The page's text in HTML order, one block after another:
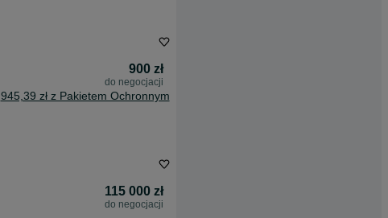
900 zł
do negocjacji
945,39 zł z Pakietem Ochronnym
115 000 zł
do negocjacji